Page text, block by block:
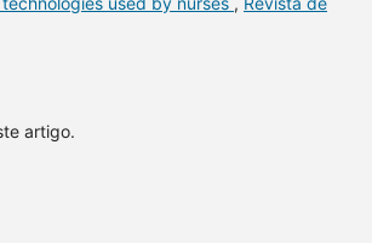
artigo.